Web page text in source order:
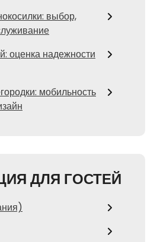
выбор,
оценка надежности
мобильность
ДЛЯ ГОСТЕЙ